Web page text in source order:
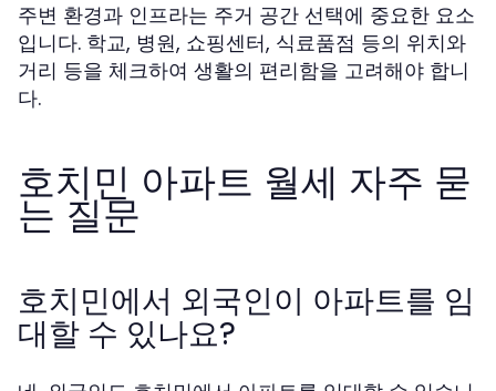
주변 환경과 인프라는 주거 공간 선택에 중요한 요소
입니다. 학교, 병원, 쇼핑센터, 식료품점 등의 위치와
거리 등을 체크하여 생활의 편리함을 고려해야 합니
다.
호치민 아파트 월세 자주 묻
는 질문
호치민에서 외국인이 아파트를 임
대할 수 있나요?